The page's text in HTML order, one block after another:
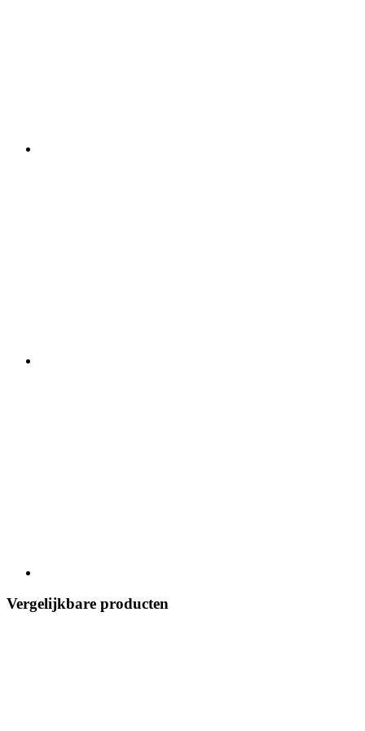
Vergelijkbare producten